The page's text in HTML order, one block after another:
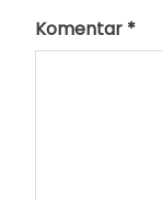
Komentar *